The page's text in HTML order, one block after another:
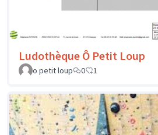
Ludothèque Ô Petit Loup
o petit loup
0 1